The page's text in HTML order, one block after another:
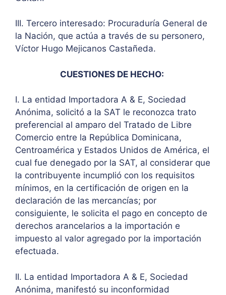
III. Tercero interesado: Procuraduría General de
la Nación, que actúa a través de su personero,
Víctor Hugo Mejicanos Castañeda.
CUESTIONES DE HECHO:
I. La entidad Importadora A & E, Sociedad
Anónima, solicitó a la SAT le reconozca trato
preferencial al amparo del Tratado de Libre
Comercio entre la República Dominicana,
Centroamérica y Estados Unidos de América, el
cual fue denegado por la SAT, al considerar que
la contribuyente incumplió con los requisitos
mínimos, en la certificación de origen en la
declaración de las mercancías; por
consiguiente, le solicita el pago en concepto de
derechos arancelarios a la importación e
impuesto al valor agregado por la importación
efectuada.
II. La entidad Importadora A & E, Sociedad
Anónima, manifestó su inconformidad